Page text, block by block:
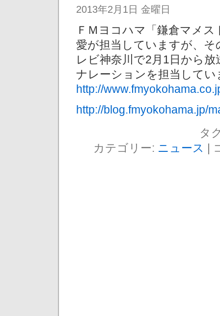
2013年2月1日 金曜日
ＦＭヨコハマ「鎌倉マメ
愛が担当していますが、
レビ神奈川で2月1日から
ナレーションを担当して
http://
http://blog.fmyokohama.jp/
タ
カテゴリー: ニュース |